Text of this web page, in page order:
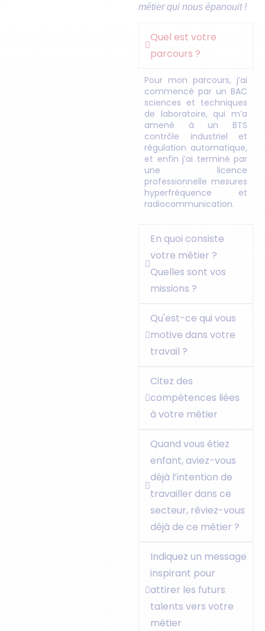
métier qui nous épanouit !
Quel est votre
parcours ?
Pour mon parcours, j’ai
commencé par un BAC
sciences et techniques
de laboratoire, qui m’a
amené à un BTS
contrôle industriel et
régulation automatique,
et enfin j’ai terminé par
une licence
professionnelle mesures
hyperfréquence et
radiocommunication.
En quoi consiste
votre métier ?
Quelles sont vos
missions ?
Qu'est-ce qui vous
motive dans votre
travail ?
Citez des
compétences liées
à votre métier
Quand vous étiez
enfant, aviez-vous
déjà l’intention de
travailler dans ce
secteur, rêviez-vous
déjà de ce métier ?
Indiquez un message
inspirant pour
attirer les futurs
talents vers votre
métier